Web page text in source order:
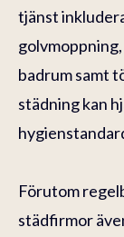
tjänst
badrum samt
städning kan
Förutom
städfirmor